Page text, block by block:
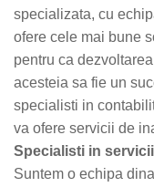
specializata, cu
ofere cele mai bune
pentru ca
acesteia sa fie un
specialisti in
va ofere servicii de
Specialisti in
Suntem o echipa